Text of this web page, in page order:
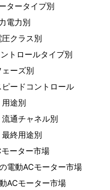
タータイプ別
電力別
クラス別
トロールタイプ別
ーズ別
ードコントロール
途別
通チャネル別
終用途別
ーター市場
電動ACモーター市場
ACモーター市場